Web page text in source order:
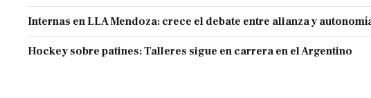
Internas en LLA Mendoza: crece el debate entre alianza y
Hockey sobre patines: Talleres sigue en carrera en el Argentino